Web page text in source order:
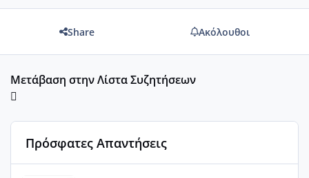
Share Ακόλουθοι
Μετάβαση στην Λίστα Συζητήσεων
Πρόσφατες Απαντήσεις